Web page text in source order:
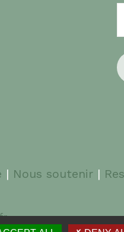
| Nous soutenir |